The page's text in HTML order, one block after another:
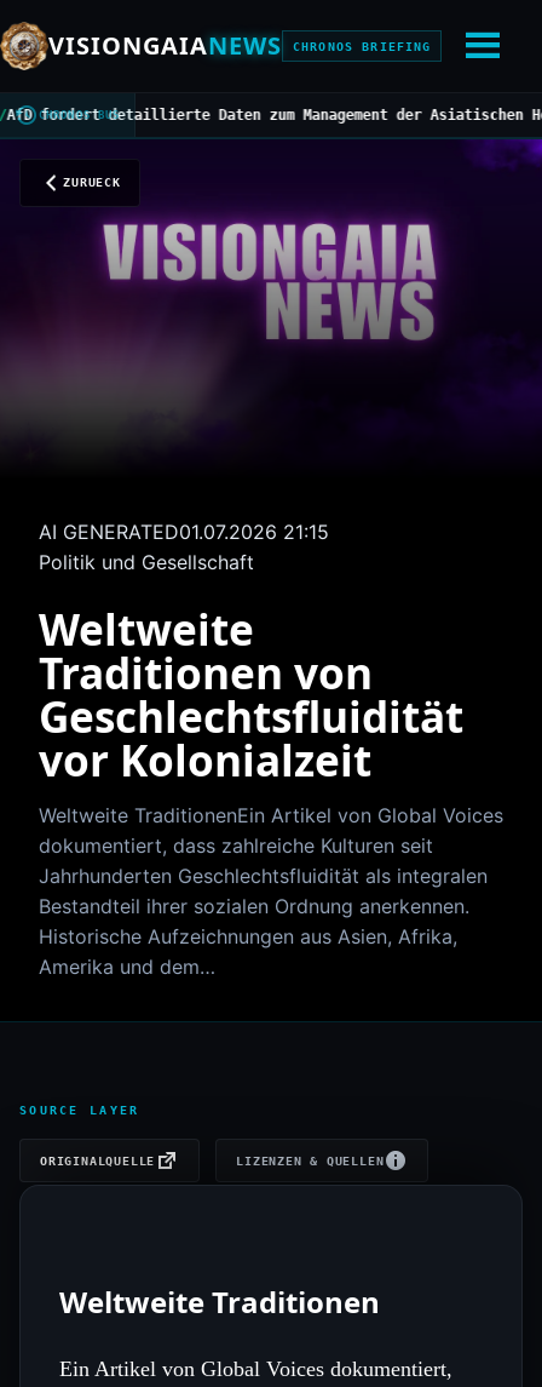
VISIONGAIANEWS CHRONOS BRIEFING
CHRONOS BUS
detaillierte Daten zum Management der Asiatischen
ZURUECK
AI GENERATED01.07.2026 21:15
Politik und Gesellschaft
Weltweite
Traditionen von
Geschlechtsfluidität
vor Kolonialzeit
Weltweite TraditionenEin Artikel von Global Voices
dokumentiert, dass zahlreiche Kulturen seit
Jahrhunderten Geschlechtsfluidität als integralen
Bestandteil ihrer sozialen Ordnung anerkennen.
Historische Aufzeichnungen aus Asien, Afrika,
Amerika und dem…
SOURCE LAYER
ORIGINALQUELLE LIZENZEN & QUELLEN
Weltweite Traditionen
Ein Artikel von Global Voices dokumentiert,